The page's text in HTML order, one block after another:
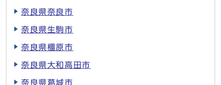
奈良県奈良市
奈良県生駒市
奈良県橿原市
奈良県大和高田市
奈良県葛城市